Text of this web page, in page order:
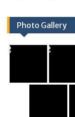
Photo Gallery